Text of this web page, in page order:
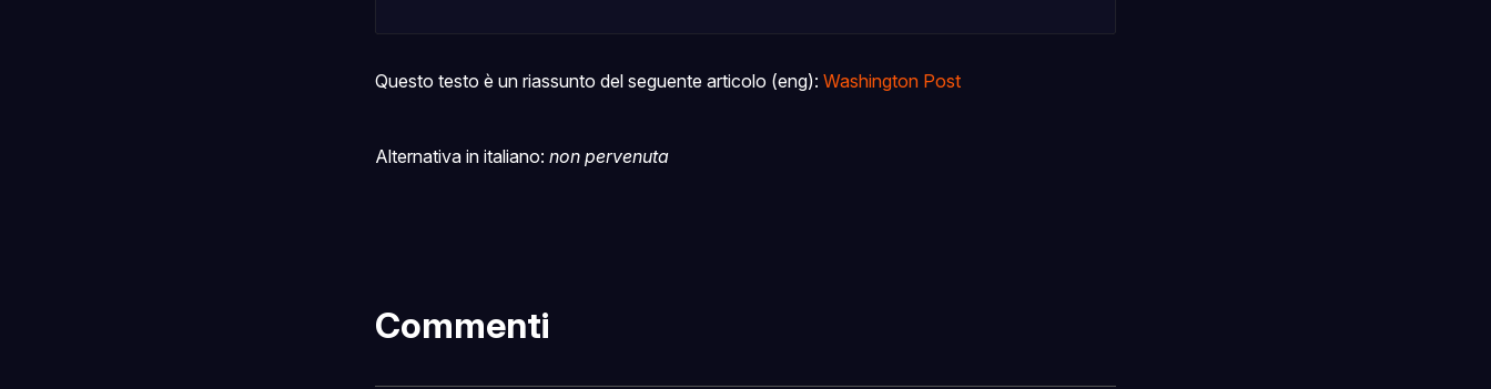
Questo testo è un riassunto del seguente articolo (eng): Washington Post
Alternativa in italiano: non pervenuta
Commenti